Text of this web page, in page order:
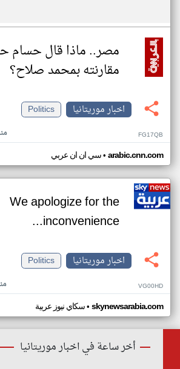
مصر.. ماذا قال
مقارنته بمحمد صلاح؟
اخبار موريتانيا
Politics
FG17QB
سي ان ان عربي• arabic.cnn.com
We apologize for the
inconvenience...
اخبار موريتانيا
Politics
VG00HD
سكاي نيوز عربية• skynewsarabia.com
أخر ساعة في اخبار موريتانيا